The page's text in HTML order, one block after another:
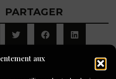
aux
PARTAGER